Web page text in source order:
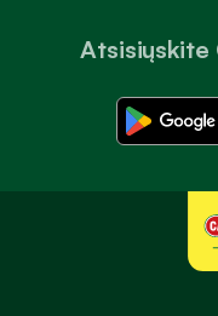
Atsisiųskite